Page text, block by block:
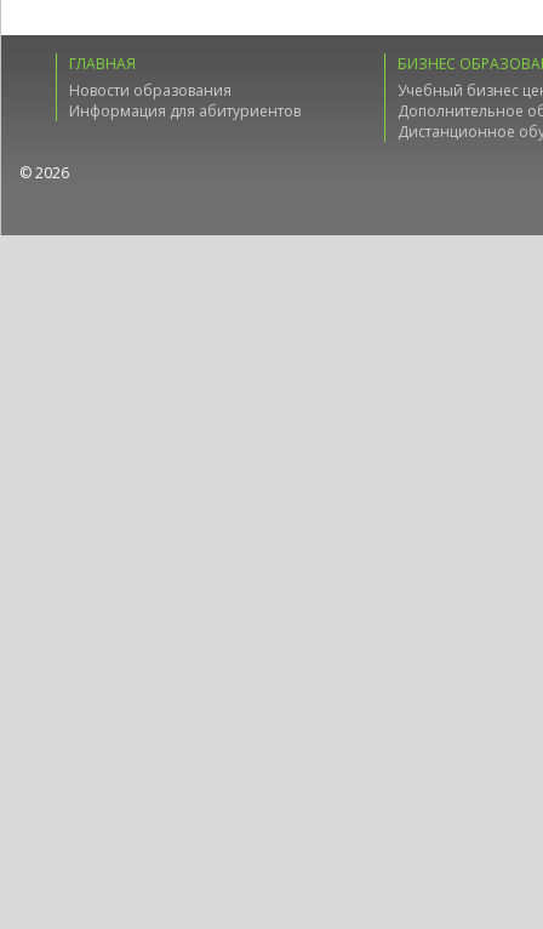
ГЛАВНАЯ
Новости образования
Информация для абитуриентов
БИЗНЕС
Учебный бизнес
Дополнительное
Дистанционное
© 2026